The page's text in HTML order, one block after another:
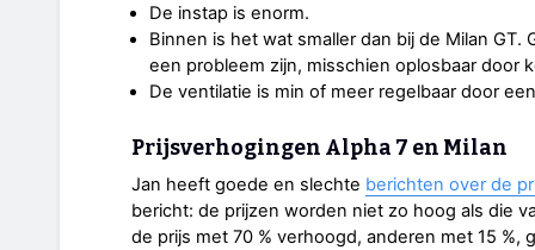
De instap is enorm.
Binnen is het wat smaller dan bij de Milan
een probleem zijn, misschien oplosbaar door
De ventilatie is min of meer regelbaar door
Prijsverhogingen Alpha 7 en Milan
Jan heeft goede en slechte berichten over de
bericht: de prijzen worden niet zo hoog als die
de prijs met 70 % verhoogd, anderen met 15 %,